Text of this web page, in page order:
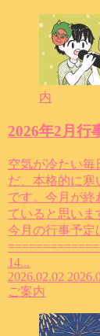
内
2026年2月行
空気が冷たい毎
だ、本格的に寒
です。今月が終
ていると思いま
今月の行事予定
14...
2026.02.02
ご案内